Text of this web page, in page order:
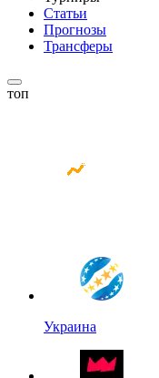
Статьи
Прогнозы
Трансферы
топ
Украина